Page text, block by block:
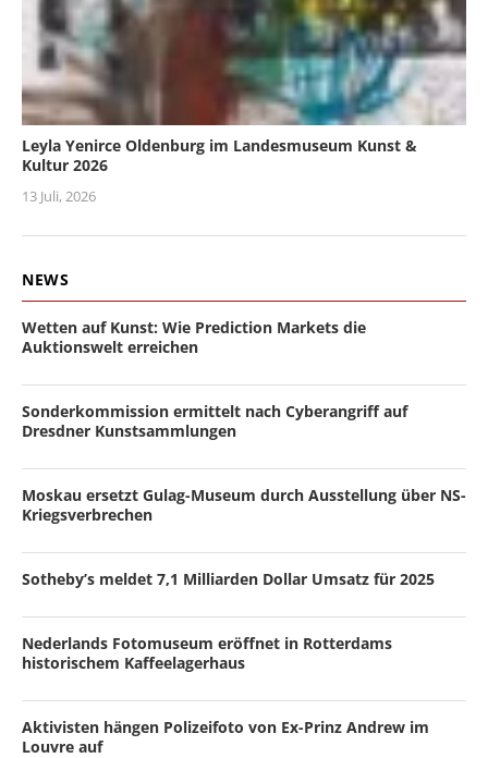
Leyla Yenirce Oldenburg im Landesmuseum Kunst &
Kultur 2026
13 Juli, 2026
NEWS
Wetten auf Kunst: Wie Prediction Markets die
Auktionswelt erreichen
Sonderkommission ermittelt nach Cyberangriff auf
Dresdner Kunstsammlungen
Moskau ersetzt Gulag-Museum durch Ausstellung über NS-
Kriegsverbrechen
Sotheby’s meldet 7,1 Milliarden Dollar Umsatz für 2025
Nederlands Fotomuseum eröffnet in Rotterdams
historischem Kaffeelagerhaus
Aktivisten hängen Polizeifoto von Ex-Prinz Andrew im
Louvre auf